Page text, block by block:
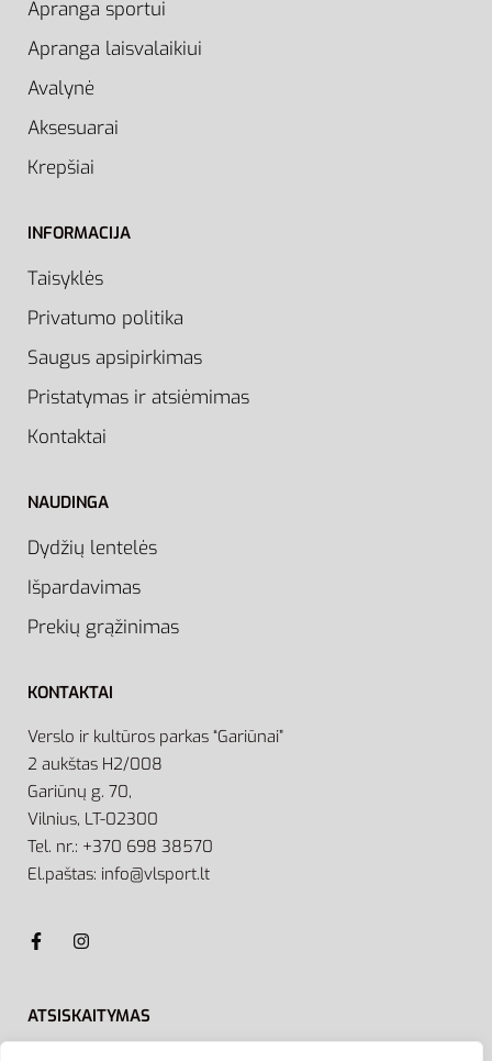
Apranga sportui
Apranga laisvalaikiui
Avalynė
Aksesuarai
Krepšiai
INFORMACIJA
Taisyklės
Privatumo politika
Saugus apsipirkimas
Pristatymas ir atsiėmimas
Kontaktai
NAUDINGA
Dydžių lentelės
Išpardavimas
Prekių grąžinimas
KONTAKTAI
Verslo ir kultūros parkas “Gariūnai”
2 aukštas H2/008
Gariūnų g. 70,
Vilnius, LT-02300
Tel. nr.: +370 698 38570
El.paštas: info@vlsport.lt
ATSISKAITYMAS